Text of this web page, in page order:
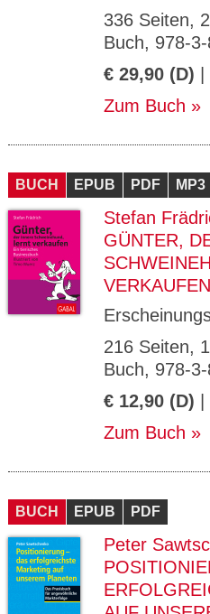
336 Seiten,
Buch, 978-
€ 29,90 (D)
Zum Buch
BUCH EPUB PDF MP3
Stefan
GÜNTER,
VERKAUFEN
216 Seiten,
Buch, 978-
€ 12,90 (D)
Zum Buch
BUCH EPUB PDF
Peter